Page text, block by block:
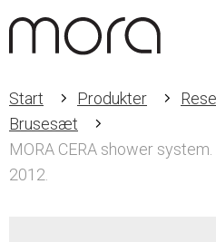
Start Produkter
Brusesæt
MORA CERA shower
2012.